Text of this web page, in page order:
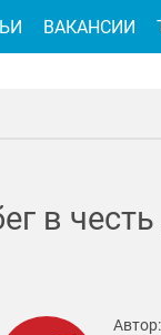
в
Автор:
ВАКАНСИИ